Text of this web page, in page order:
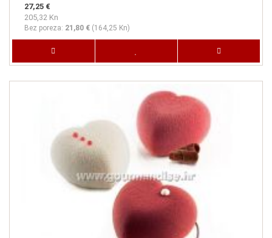
27,25 €
205,32 Kn
Bez poreza: 21,80 € (164,25 Kn)